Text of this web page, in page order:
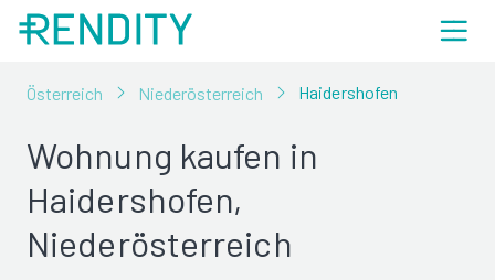
Österreich Niederösterreich Haidershofen
Wohnung kaufen in
Haidershofen,
Niederösterreich